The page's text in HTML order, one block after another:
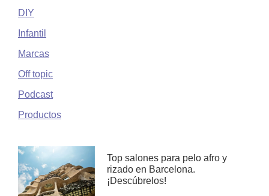
DIY
Infantil
Marcas
Off topic
Podcast
Productos
Top salones para pelo afro y
rizado en Barcelona.
¡Descúbrelos!